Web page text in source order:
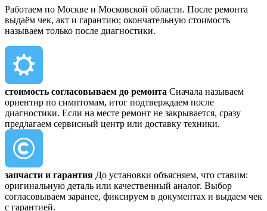
Работаем по Москве и Московской области. После ремонта
выдаём чек, акт и гарантию; окончательную стоимость
называем только после диагностики.
стоимость согласовываем до ремонта Сначала называем
ориентир по симптомам, итог подтверждаем после
диагностики. Если на месте ремонт не закрывается, сразу
предлагаем сервисный центр или доставку техники.
запчасти и гарантия До установки объясняем, что ставим:
оригинальную деталь или качественный аналог. Выбор
согласовываем заранее, фиксируем в документах и выдаем чек
с гарантией.